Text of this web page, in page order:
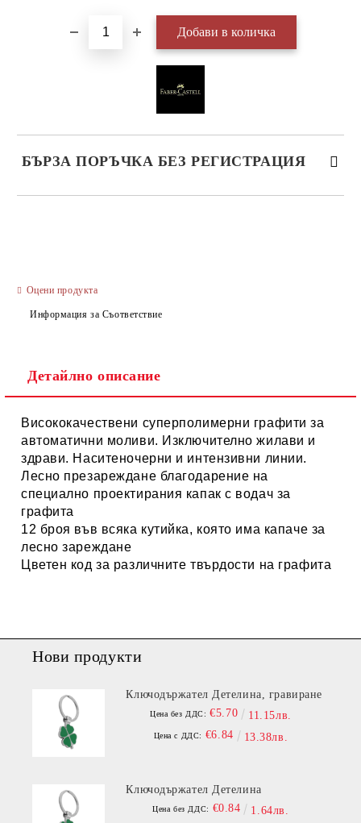
БЪРЗА ПОРЪЧКА БЕЗ РЕГИСТРАЦИЯ
Оцени продукта
Информация за Съответствие
Детайлно описание
Висококачествени суперполимерни графити за
автоматични моливи. Изключително жилави и
здрави. Наситеночерни и интензивни линии.
Лесно презареждане благодарение на
специално проектирания капак с водач за
графита
12 броя във всяка кутийка, която има капаче за
лесно зареждане
Цветен код за различните твърдости на графита
Нови продукти
Ключодържател Детелина, гравиране
Цена без ДДС: €5.70 11.15лв.
Цена с ДДС: €6.84 13.38лв.
Ключодържател Детелина
Цена без ДДС: €0.84 1.64лв.